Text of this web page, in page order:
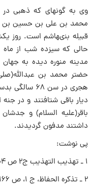
وى به گونهاى که ذهبى در
محمد بن على بن حسین بن
قبیله بنىهاشم است. روز
مدینه منوره دیده به
هجرى در سن
دیار باقى شتافتند و در جنه
باقر(علیه السلام) و جدشان
داشتند مدفون گردیدند.
پى نوشت:
۱ ـ تهذیب التهذیب ج۲ ص ۱۰۴ ابن حجر عسقلانى.
۲ ـ تذکره الحفاظ، ج ۱، ص ۱۶۶